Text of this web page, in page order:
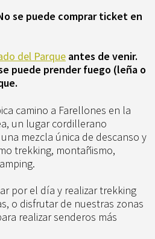
se puede comprar ticket en
del Parque antes de venir.
puede prender fuego (leña o
camino a Farellones en la
un lugar cordillerano
mezcla única de descanso y
trekking, montañismo,
por el día y realizar trekking
o disfrutar de nuestras zonas
realizar senderos más